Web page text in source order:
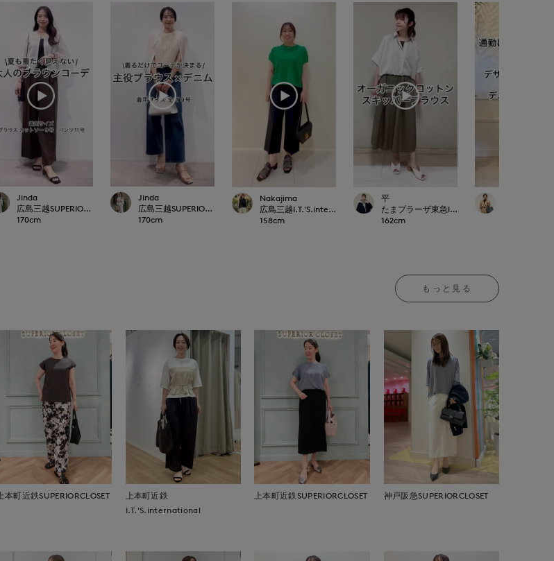
Jinda
広島三越SUPERIORCLOSET
170cm
Jinda
広島三越SUPERIORCLOSET
170cm
Nakajima
広島三越I.T.'S.international
158cm
平
たまプラーザ東急I.T.'S.international
162cm
もっと見る
上本町近鉄SUPERIORCLOSET
上本町近鉄
I.T.'S.international
上本町近鉄SUPERIORCLOSET 神戸阪急SUPERIORCLOSET